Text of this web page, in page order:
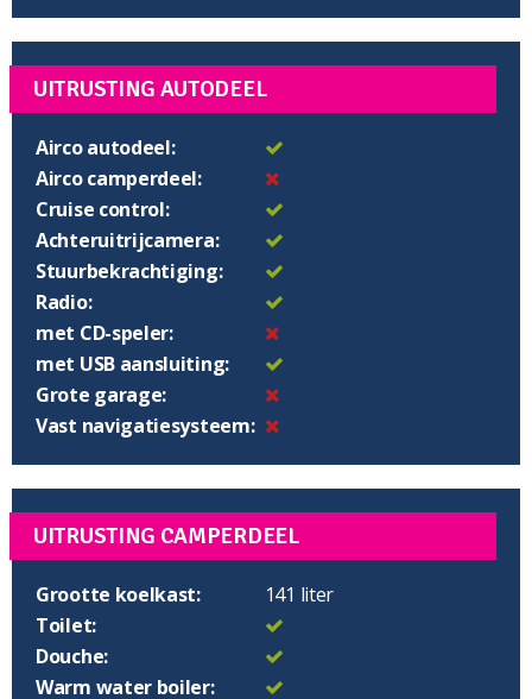
UITRUSTING AUTODEEL
Airco autodeel:
Airco camperdeel:
Cruise control:
Achteruitrijcamera:
Stuurbekrachtiging:
Radio:
met CD-speler:
met USB aansluiting:
Grote garage:
Vast navigatiesysteem:
UITRUSTING CAMPERDEEL
Grootte koelkast:
141 liter
Toilet:
Douche:
Warm water boiler: